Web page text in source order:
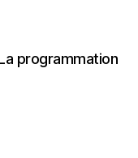
programmation